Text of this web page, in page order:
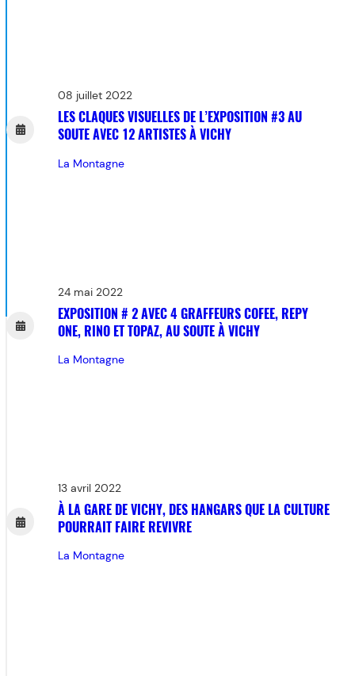
08 juillet 2022
LES CLAQUES VISUELLES DE L’EXPOSITION #3 AU
SOUTE AVEC 12 ARTISTES À VICHY
La Montagne
24 mai 2022
EXPOSITION # 2 AVEC 4 GRAFFEURS COFEE, REPY
ONE, RINO ET TOPAZ, AU SOUTE À VICHY
La Montagne
13 avril 2022
À LA GARE DE VICHY, DES HANGARS QUE LA CULTURE
POURRAIT FAIRE REVIVRE
La Montagne